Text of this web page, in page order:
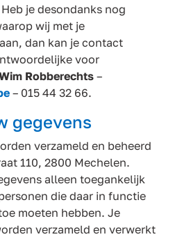
je desondanks nog
wij met je
dan kan je contact
voor
Robberechts –
– 015 44 32 66.
gegevens
verzameld en beheerd
110, 2800 Mechelen.
alleen toegankelijk
die daar in functie
moeten hebben. Je
verzameld en verwerkt